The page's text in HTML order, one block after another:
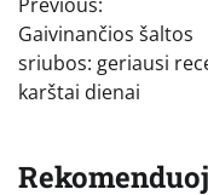
tarp
įrašų
Gaivinančios šaltos
sriubos: geriausi
karštai dienai